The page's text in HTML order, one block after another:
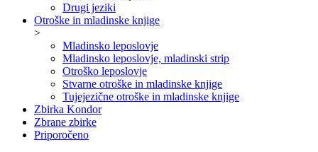
Drugi jeziki
Otroške in mladinske knjige
>
Mladinsko leposlovje
Mladinsko leposlovje, mladinski strip
Otroško leposlovje
Stvarne otroške in mladinske knjige
Tujejezične otroške in mladinske knjige
Zbirka Kondor
Zbrane zbirke
Priporočeno